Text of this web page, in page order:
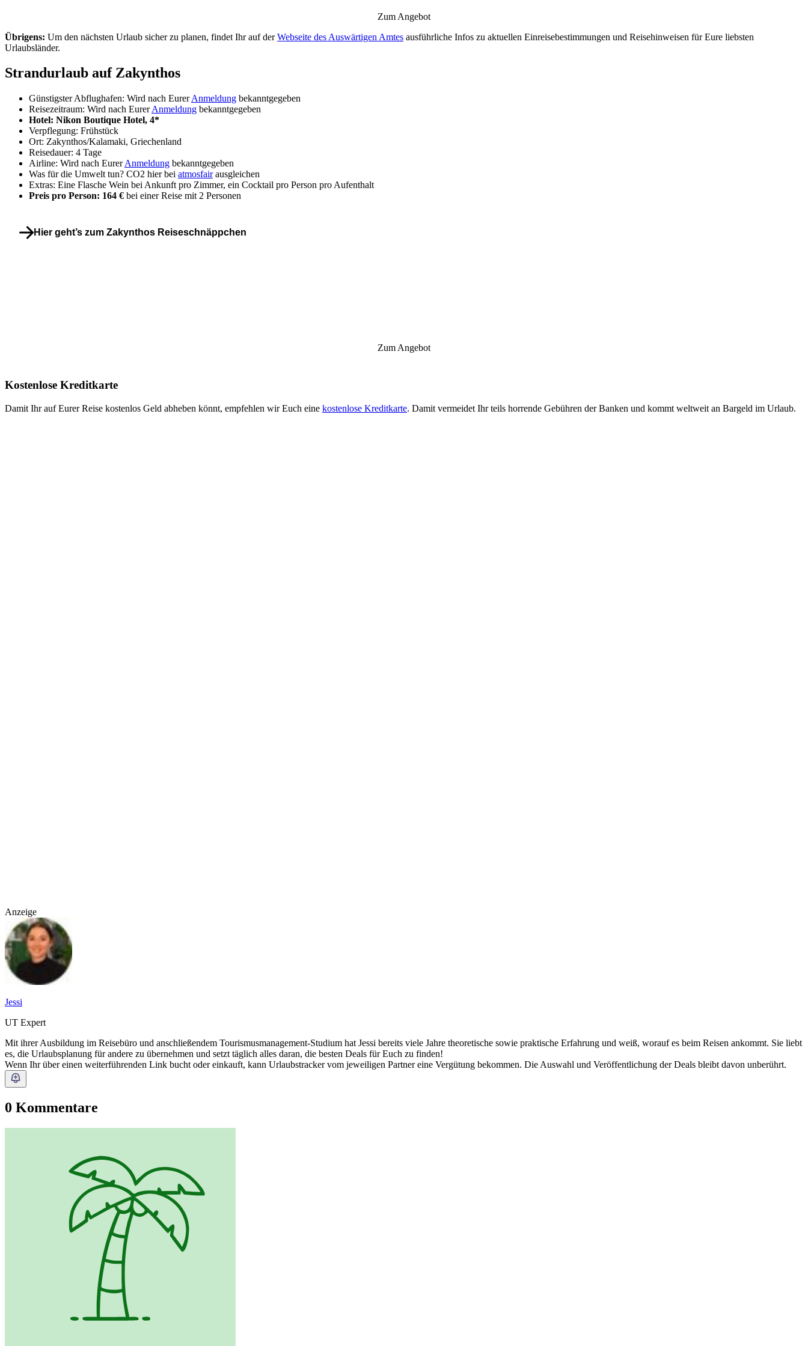
Zum Angebot
Übrigens: Um den nächsten Urlaub sicher zu planen, findet Ihr auf derWebseite des Auswärtigen Amtes ausführliche Infos zu aktuellen Einreisebestimmungen und Reisehinweisen für Eure liebsten
Urlaubsländer.
Strandurlaub auf Zakynthos
Günstigster Abflughafen: Wird nach EurerAnmeldung bekanntgegeben
Reisezeitraum: Wird nach EurerAnmeldung bekanntgegeben
Hotel: Nikon Boutique Hotel, 4*
Verpflegung: Frühstück
Ort: Zakynthos/Kalamaki, Griechenland
Reisedauer: 4 Tage
Airline: Wird nach EurerAnmeldung bekanntgegeben
Was für die Umwelt tun? CO2 hier bei atmosfairausgleichen
Extras: Eine Flasche Wein bei Ankunft pro Zimmer, ein Cocktail pro Person pro Aufenthalt
Preis pro Person: 164 € bei einer Reise mit 2 Personen
Hier geht’s zum Zakynthos Reiseschnäppchen
Zum Angebot
Kostenlose Kreditkarte
Damit Ihr auf Eurer Reise kostenlos Geld abheben könnt, empfehlen wir Euch eine kostenlose Kreditkarte. Damit vermeidet Ihr teils horrende Gebühren der Banken und kommt weltweit an Bargeld im Urlaub.
Anzeige
Jessi
UT Expert
Mit ihrer Ausbildung im Reisebüro und anschließendem Tourismusmanagement-Studium hat Jessi bereits viele Jahre theoretische sowie praktische Erfahrung und weiß, worauf es beim Reisen ankommt. Sie liebt
es, die Urlaubsplanung für andere zu übernehmen und setzt täglich alles daran, die besten Deals für Euch zu finden!
Wenn Ihr über einen weiterführenden Link bucht oder einkauft, kann Urlaubstracker vom jeweiligen Partner eine Vergütung bekommen. Die Auswahl und Veröffentlichung der Deals bleibt davon unberührt.
0 Kommentare